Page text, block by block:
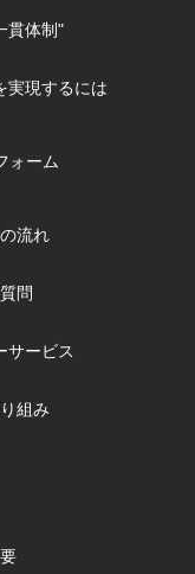
貫体制"
実現するには
ォーム
流れ
問
サービス
組み